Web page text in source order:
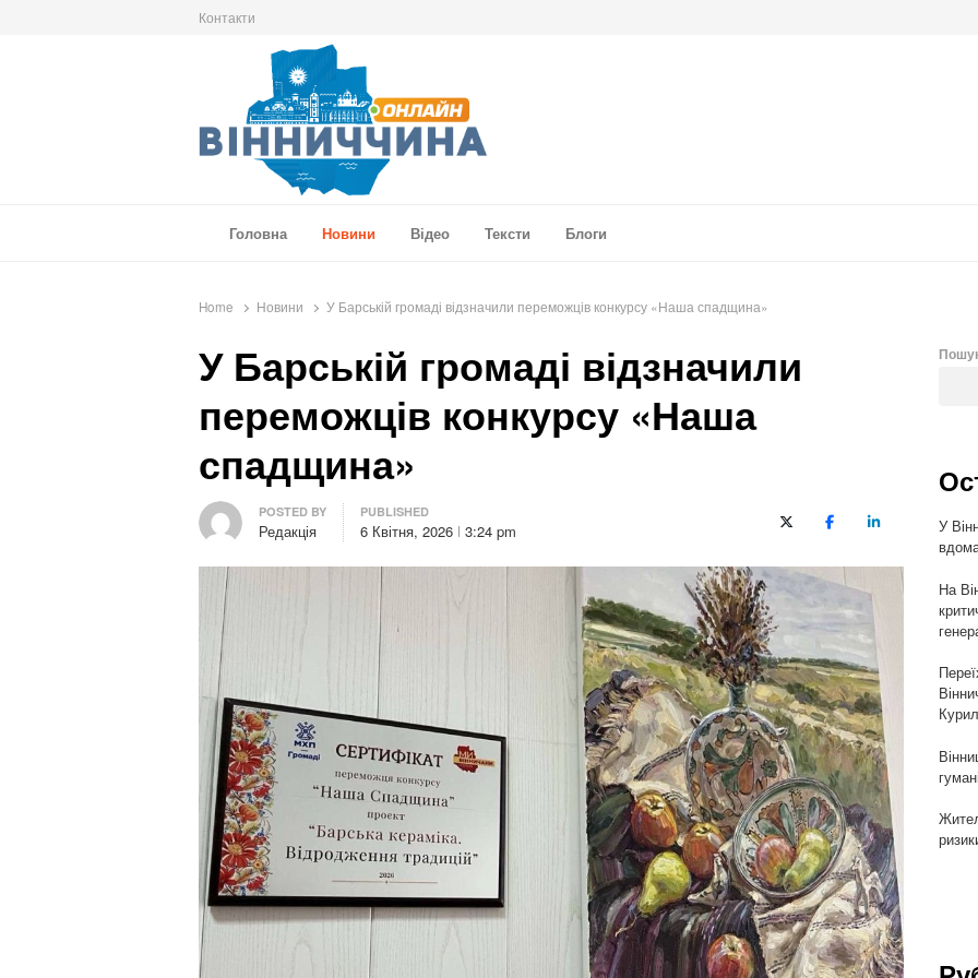
Контакти
Головна
Новини Відео Тексти Блоги
Home Новини У Барській громаді відзначили переможців конкурсу «Наша спадщина»
У Барській громаді відзначили
переможців конкурсу «Наша
спадщина»
Author
POSTED BY
Редакція
PUBLISHED
6 Квітня, 2026 3:24 pm X (Twitter)FacebookLinkedIn
У
На